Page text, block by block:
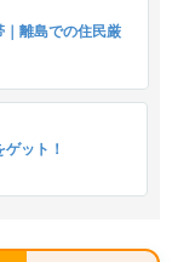
離島での住民厳
ット！